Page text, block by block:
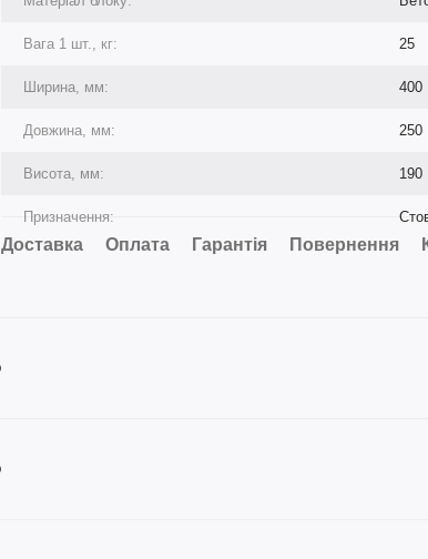
Вага 1 шт., кг: 25
Ширина, мм: 400
Довжина, мм: 250
Висота, мм: 190
Призначення:
Доставка Оплата Гарантія Повернення